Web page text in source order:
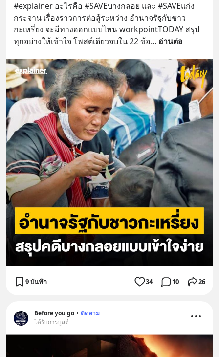
เพิ่มการผ่อนคลาย ซึ่งช่วยให้การนอน
หลับมีประสิทธิภาพมากยิ่งขึ้น 📍 สนใจ
สั่งซื้อสินค้า Diip CBD 💬 LINE :
@diipgeek 🔗 หรือกดลิงก์
https://lin.ee/U91Fzyz
#explainer อะไรคือ #SAVEบางกลอย และ #SAVEแก่ง
กระจาน เรื่องราวการต่อสู้ระหว่าง อำนาจรัฐกับชาว
กะเหรี่ยง จะมีทางออกแบบไหน workpointTODAY สรุป
ทุกอย่างให้เข้าใจ โพสต์เดียวจบใน 22 ข้อ... อ่านต่อ
9 บันทึก 34 10 26
Before you go • ติดตาม
ได้รับการบูสต์